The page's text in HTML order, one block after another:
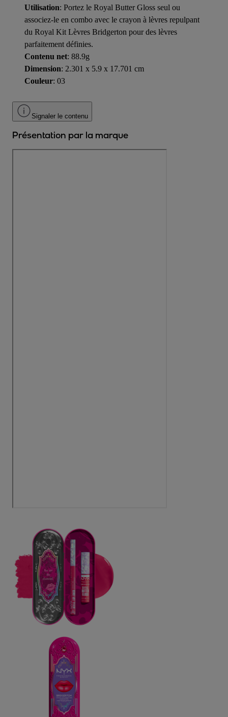
Utilisation: Portez le Royal Butter Gloss seul ou
associez-le en combo avec le crayon à lèvres repulpant
du Royal Kit Lèvres Bridgerton pour des lèvres
parfaitement définies.
Contenu net: 88.9g
Dimension: 2.301 x 5.9 x 17.701 cm
Couleur: 03
Signaler le contenu
Présentation par la marque